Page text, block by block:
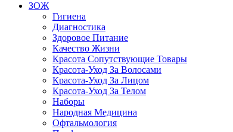
ЗОЖ
Гигиена
Диагностика
Здоровое Питание
Качество Жизни
Красота Сопутствующие Товары
Красота-Уход За Волосами
Красота-Уход За Лицом
Красота-Уход За Телом
Наборы
Народная Медицина
Офтальмология